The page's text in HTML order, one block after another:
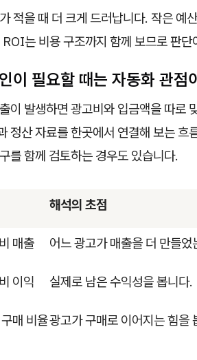
적을 때 더 크게 드러납니다. 작은 예
는 비용 구조까지 함께 보므로 판단
이 필요할 때는 자동화 관점
이 발생하면 광고비와 입금액을 따로
정산 자료를 한곳에서 연결해 보는 흐
를 함께 검토하는 경우도 있습니다.
해석의 초점
매출 어느 광고가 매출을 더 만들었
이익 실제로 남은 수익성을 봅니다.
매 비율광고가 구매로 이어지는 힘을